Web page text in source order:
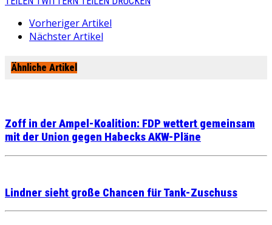
Vorheriger Artikel
Nächster Artikel
Ähnliche Artikel
Zoff in der Ampel-Koalition: FDP wettert gemeinsam
mit der Union gegen Habecks AKW-Pläne
Lindner sieht große Chancen für Tank-Zuschuss